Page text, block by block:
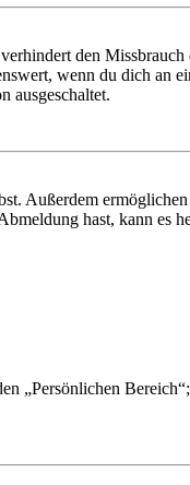
den Missbrauch
wenn du dich an
ausgeschaltet.
Außerdem
hast, kann es
„Persönlichen